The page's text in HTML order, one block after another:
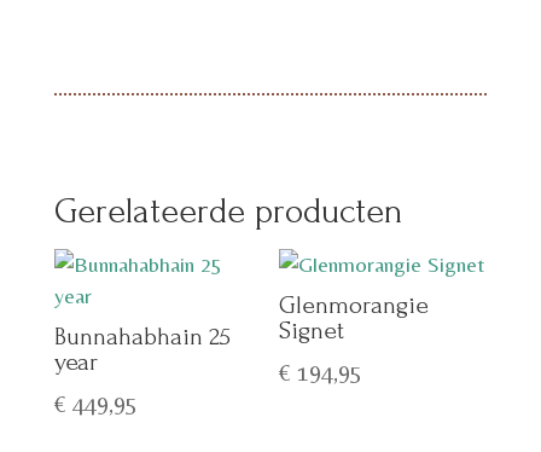
Gerelateerde producten
Bunnahabhain 25
year
€ 449,95
Glenmorangie
Signet
€ 194,95